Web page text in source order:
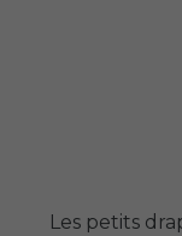
Les petits